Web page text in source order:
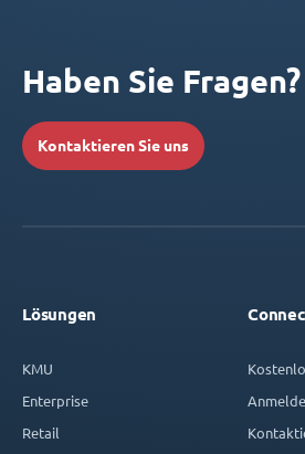
Haben Sie Fragen?
Kontaktieren Sie uns
Lösungen
KMU
Enterprise
Retail